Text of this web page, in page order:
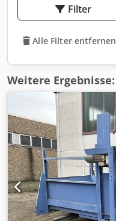
Filter
Alle Filter entfernen
Weitere Ergebnisse: